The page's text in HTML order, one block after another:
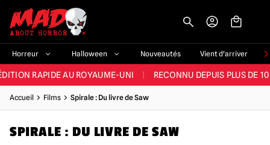
Horreur Halloween Nouveautés Vient d'arriver
ET LA MEILLEURE GAMME DU ROYAUME-UNI PLUS DE 60 000
RAPIDE AU ROYAUME-UNI RECONNU DEPUIS PLUS DE
NOUVEAUX PRODUITS DÉRIVÉS D'HORREUR CHAQUE SEMAINE
ET LA MEILLEURE GAMME DU ROYAUME-UNI
Accueil Films Spirale : Du livre de Saw
SPIRALE : DU LIVRE DE SAW